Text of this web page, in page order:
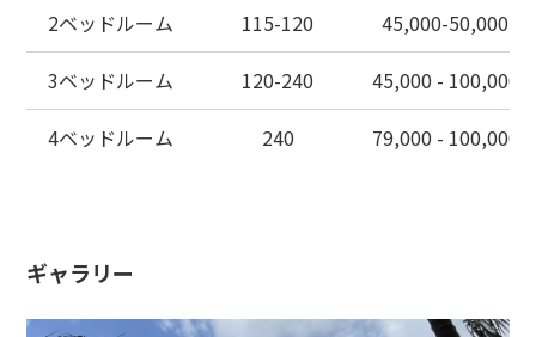
2ベッドルーム
115-120
45,000-50,000
3ベッドルーム
120-240
45,000 - 100,000
4ベッドルーム
240 79,000 - 100,000
ギャラリー